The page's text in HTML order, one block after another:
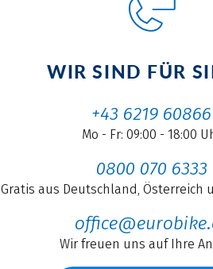
WIR SIND FÜR
+43 6219 60866
Mo - Fr: 09:00 - 18:00
0800 070 6333
Gratis aus Deutschland, Österreich
Wir freuen uns auf Ihre